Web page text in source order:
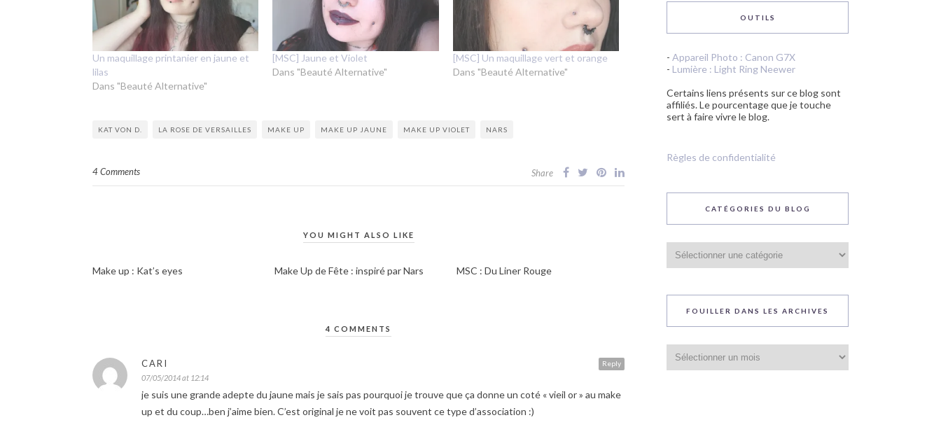
Un maquillage printanier en jaune et
lilas
Dans "Beauté Alternative"
[MSC] Jaune et Violet
Dans "Beauté Alternative"
[MSC] Un maquillage vert et orange
Dans "Beauté Alternative"
KAT VON D. LA ROSE DE VERSAILLES MAKE UP MAKE UP JAUNE MAKE UP VIOLET NARS
4 Comments Share
YOU MIGHT ALSO LIKE
Make up : Kat’s eyes Make Up de Fête : inspiré par Nars MSC : Du Liner Rouge
4 COMMENTS
Reply
CARI
07/05/2014 at 12:14
je suis une grande adepte du jaune mais je sais pas pourquoi je trouve que ça donne un coté « vieil or » au make
up et du coup…ben j’aime bien. C’est original je ne voit pas souvent ce type d’association :)
OUTILS
- Appareil Photo : Canon G7X
- Lumière : Light Ring Neewer
Certains liens présents sur ce blog sont
affiliés. Le pourcentage que je touche
sert à faire vivre le blog.
Règles de confidentialité
CATÉGORIES DU BLOG
du
blog
FOUILLER DANS LES ARCHIVES
dans
les